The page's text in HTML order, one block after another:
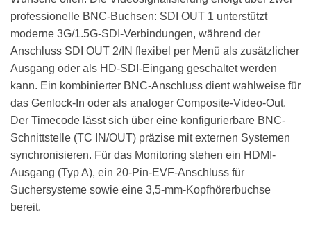
professionelle BNC-Buchsen: SDI OUT 1 unterstützt
moderne 3G/1.5G-SDI-Verbindungen, während der
Anschluss SDI OUT 2/IN flexibel per Menü als zusätzlicher
Ausgang oder als HD-SDI-Eingang geschaltet werden
kann. Ein kombinierter BNC-Anschluss dient wahlweise für
das Genlock-In oder als analoger Composite-Video-Out.
Der Timecode lässt sich über eine konfigurierbare BNC-
Schnittstelle (TC IN/OUT) präzise mit externen Systemen
synchronisieren. Für das Monitoring stehen ein HDMI-
Ausgang (Typ A), ein 20-Pin-EVF-Anschluss für
Suchersysteme sowie eine 3,5-mm-Kopfhörerbuchse
bereit.